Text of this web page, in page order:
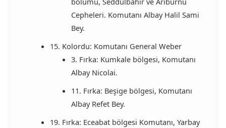
Cepheleri. Komutanı Albay Halil Sami
Bey.
15. Kolordu: Komutanı General Weber
3. Fırka: Kumkale bölgesi, Komutanı
Albay Nicolai.
11. Fırka: Beşige bölgesi, Komutanı
Albay Refet Bey.
19. Fırka: Eceabat bölgesi Komutanı, Yarbay